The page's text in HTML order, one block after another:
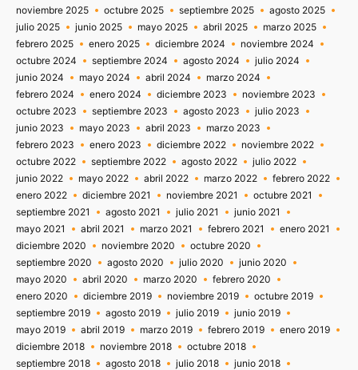
noviembre 2025
octubre 2025 septiembre 2025
agosto 2025
julio 2025
junio 2025 mayo 2025 abril 2025
marzo 2025
febrero 2025
enero 2025 diciembre 2024
noviembre 2024
octubre 2024
septiembre 2024 agosto 2024
julio 2024
junio 2024
mayo 2024 abril 2024
marzo 2024
febrero 2024
enero 2024 diciembre 2023
noviembre 2023
octubre 2023
septiembre 2023 agosto 2023
julio 2023
junio 2023
mayo 2023 abril 2023
marzo 2023
febrero 2023
enero 2023 diciembre 2022
noviembre 2022
octubre 2022
septiembre 2022 agosto 2022
julio 2022
junio 2022
mayo 2022 abril 2022 marzo 2022
febrero 2022
enero 2022
diciembre 2021 noviembre 2021
octubre 2021
septiembre 2021
agosto 2021 julio 2021
junio 2021
mayo 2021
abril 2021 marzo 2021 febrero 2021
enero 2021
diciembre 2020
noviembre 2020
octubre 2020
septiembre 2020
agosto 2020 julio 2020
junio 2020
mayo 2020
abril 2020 marzo 2020
febrero 2020
enero 2020
diciembre 2019 noviembre 2019
octubre 2019
septiembre 2019
agosto 2019 julio 2019
junio 2019
mayo 2019
abril 2019 marzo 2019 febrero 2019
enero 2019
diciembre 2018
noviembre 2018
octubre 2018
septiembre 2018
agosto 2018 julio 2018
junio 2018